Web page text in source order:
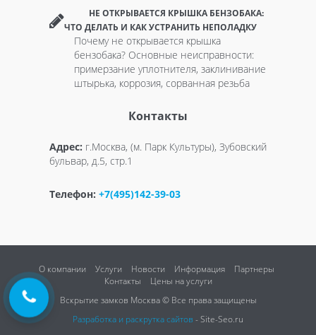
НЕ ОТКРЫВАЕТСЯ КРЫШКА БЕНЗОБАКА:
ЧТО ДЕЛАТЬ И КАК УСТРАНИТЬ НЕПОЛАДКУ
Почему не открывается крышка
бензобака? Основные неисправности:
примерзание уплотнителя, заклинивание
штырька, коррозия, сорванная резьба
Контакты
Адрес: г.Москва, (м. Парк Культуры), Зубовский
бульвар, д.5, стр.1
Телефон: +7(495)142-39-03
О компании Услуги Новости Информация
Партнеры
Контакты
Цены на услуги
Вскрытие замков Москва © Все права защищены
Разработка и раскрутка сайтов - Site-Seo.ru